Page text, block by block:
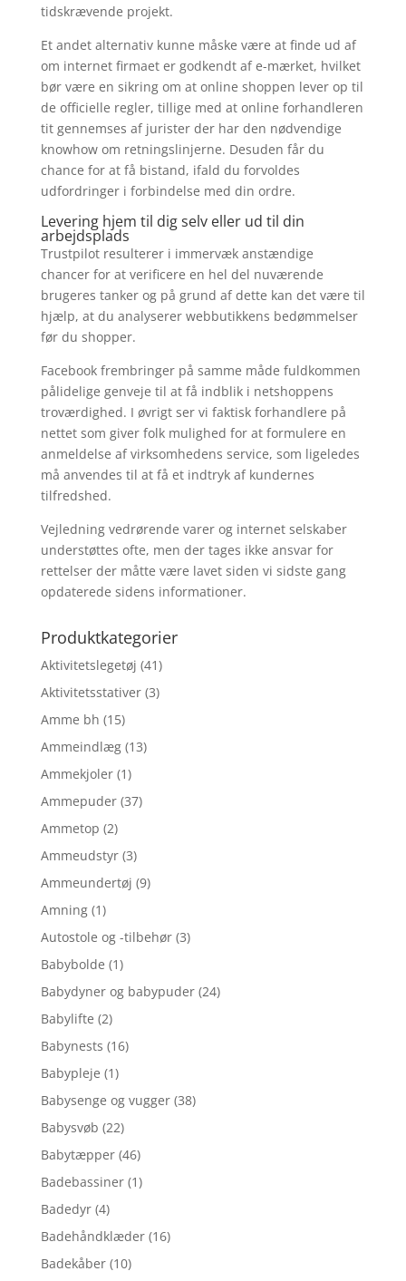
tidskrævende projekt.
Et andet alternativ kunne måske være at finde ud af
om internet firmaet er godkendt af e-mærket, hvilket
bør være en sikring om at online shoppen lever op til
de officielle regler, tillige med at online forhandleren
tit gennemses af jurister der har den nødvendige
knowhow om retningslinjerne. Desuden får du
chance for at få bistand, ifald du forvoldes
udfordringer i forbindelse med din ordre.
Levering hjem til dig selv eller ud til din
arbejdsplads
Trustpilot resulterer i immervæk anstændige
chancer for at verificere en hel del nuværende
brugeres tanker og på grund af dette kan det være til
hjælp, at du analyserer webbutikkens bedømmelser
før du shopper.
Facebook frembringer på samme måde fuldkommen
pålidelige genveje til at få indblik i netshoppens
troværdighed. I øvrigt ser vi faktisk forhandlere på
nettet som giver folk mulighed for at formulere en
anmeldelse af virksomhedens service, som ligeledes
må anvendes til at få et indtryk af kundernes
tilfredshed.
Vejledning vedrørende varer og internet selskaber
understøttes ofte, men der tages ikke ansvar for
rettelser der måtte være lavet siden vi sidste gang
opdaterede sidens informationer.
Produktkategorier
Aktivitetslegetøj (41)
Aktivitetsstativer (3)
Amme bh (15)
Ammeindlæg (13)
Ammekjoler (1)
Ammepuder (37)
Ammetop (2)
Ammeudstyr (3)
Ammeundertøj (9)
Amning (1)
Autostole og -tilbehør (3)
Babybolde (1)
Babydyner og babypuder (24)
Babylifte (2)
Babynests (16)
Babypleje (1)
Babysenge og vugger (38)
Babysvøb (22)
Babytæpper (46)
Badebassiner (1)
Badedyr (4)
Badehåndklæder (16)
Badekåber (10)